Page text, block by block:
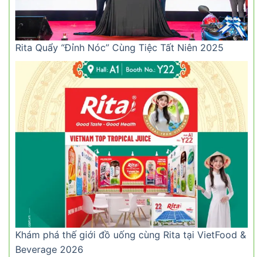
Rita Quẩy “Đỉnh Nóc” Cùng Tiệc Tất Niên 2025
Khám phá thế giới đồ uống cùng Rita tại VietFood &
Beverage 2026